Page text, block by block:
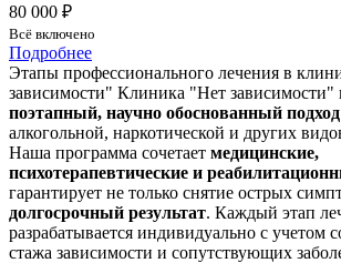
80 000 ₽
Всё включено
Подробнее
Этапы профессионального лечения в
зависимости" Клиника "Нет зависимости"
поэтапный, научно обоснованный подход
алкогольной, наркотической и других
Наша программа сочетает медицинские,
психотерапевтические и
гарантирует не только снятие острых
долгосрочный результат. Каждый этап
разрабатывается индивидуально с учетом
стажа зависимости и сопутствующих